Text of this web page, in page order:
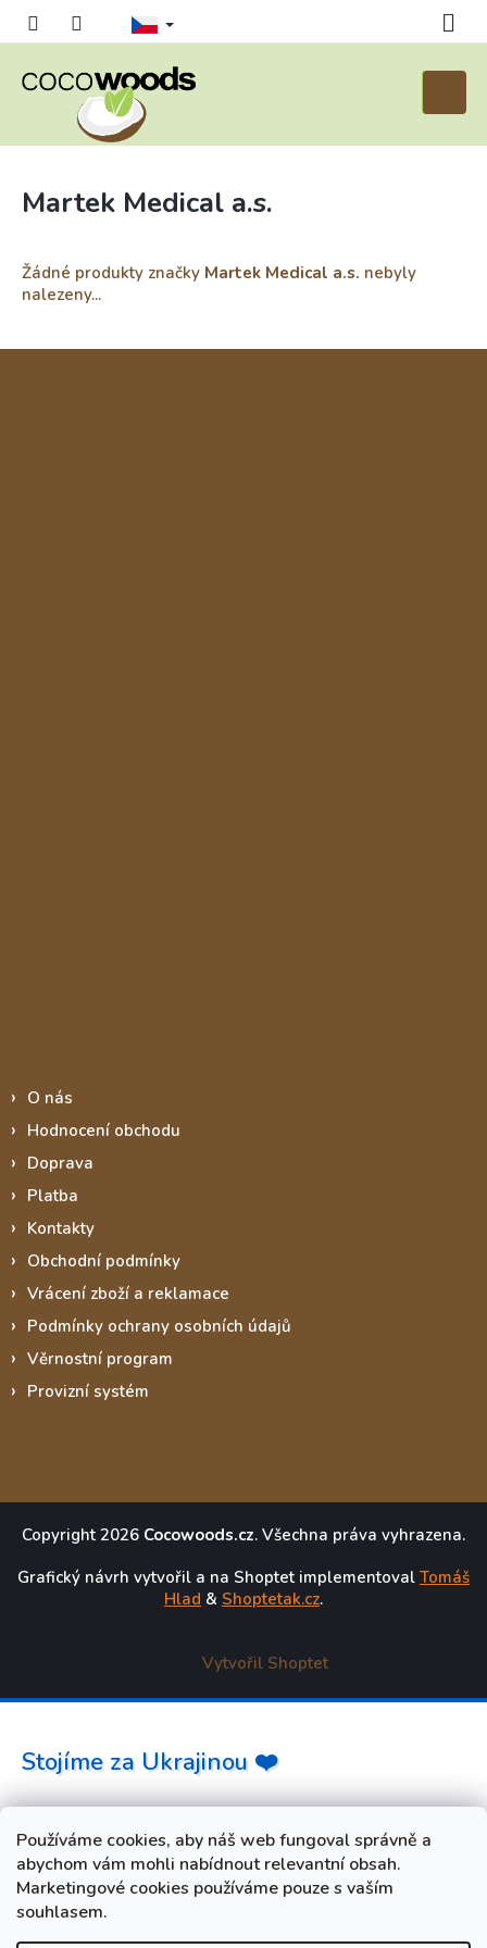
Používáme cookies, aby náš web fungoval správně a
abychom vám mohli nabídnout relevantní obsah.
Marketingové cookies používáme pouze s vaším
souhlasem.
košík
Martek Medical a.s.
Žádné produkty značky Martek Medical a.s. nebyly
nalezeny...
O nás
Hodnocení obchodu
Doprava
Platba
Kontakty
Obchodní podmínky
Vrácení zboží a reklamace
Podmínky ochrany osobních údajů
Věrnostní program
Provizní systém
Copyright 2026 Cocowoods.cz. Všechna práva vyhrazena.
Grafický návrh vytvořil a na Shoptet implementoval Tomáš
Hlad & Shoptetak.cz.
Vytvořil Shoptet
Stojíme za Ukrajinou ❤️
Jak a čím pomoci »